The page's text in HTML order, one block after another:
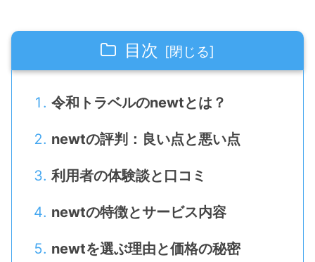
目次
令和トラベルのnewtとは？
newtの評判：良い点と悪い点
利用者の体験談と口コミ
newtの特徴とサービス内容
newtを選ぶ理由と価格の秘密